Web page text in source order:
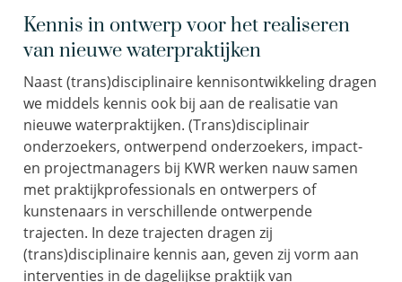
Kennis in ontwerp voor het realiseren
van nieuwe waterpraktijken
Naast (trans)disciplinaire kennisontwikkeling dragen
we middels kennis ook bij aan de realisatie van
nieuwe waterpraktijken. (Trans)disciplinair
onderzoekers, ontwerpend onderzoekers, impact-
en projectmanagers bij KWR werken nauw samen
met praktijkprofessionals en ontwerpers of
kunstenaars in verschillende ontwerpende
trajecten. In deze trajecten dragen zij
(trans)disciplinaire kennis aan, geven zij vorm aan
interventies in de dagelijkse praktijk van